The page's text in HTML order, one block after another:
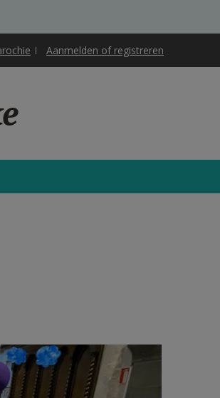
Aanmelden of registreren